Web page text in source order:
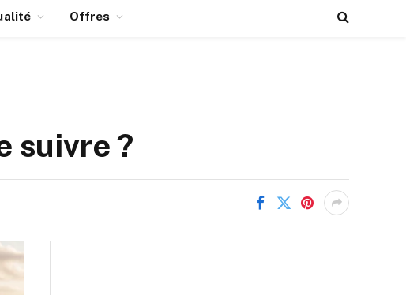
Offres
suivre ?